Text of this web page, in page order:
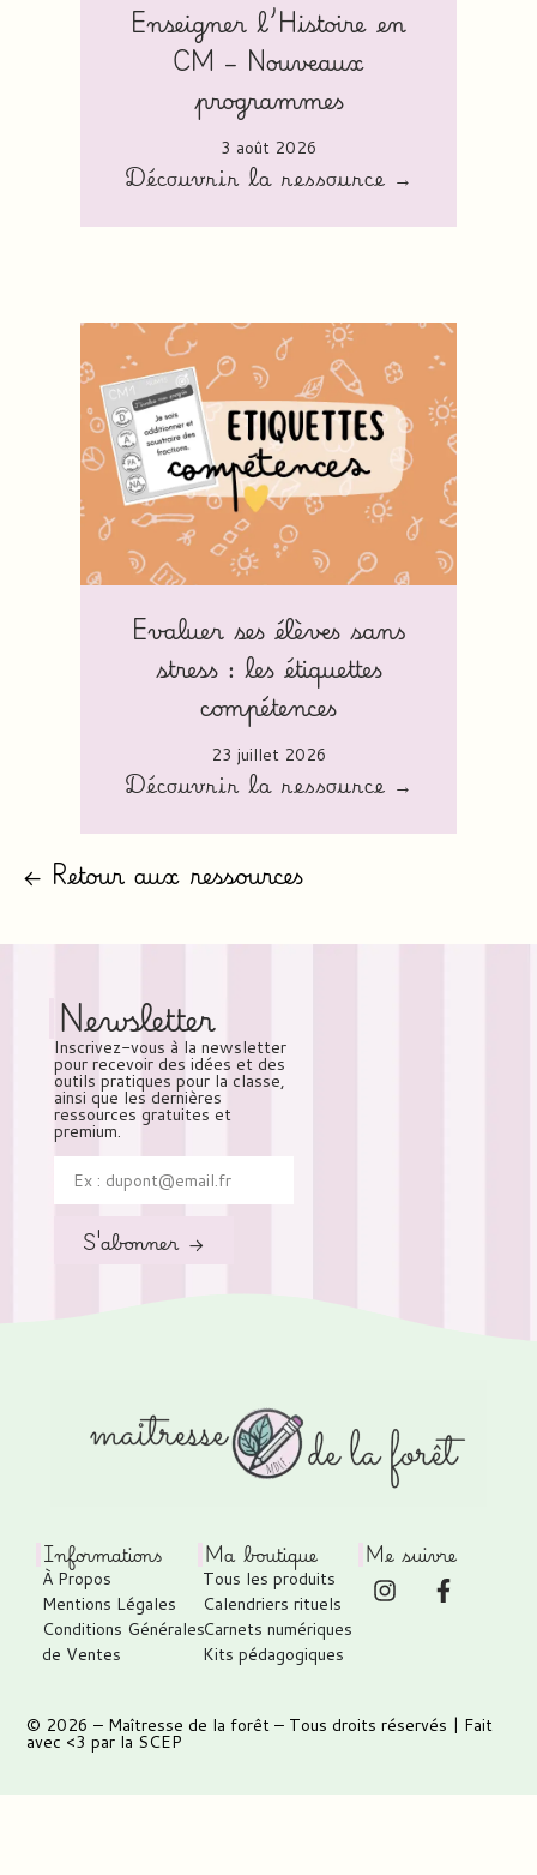
Enseigner l’Histoire en
CM – Nouveaux
programmes
3 août 2026
Découvrir la ressource →
Evaluer ses élèves sans
stress : les étiquettes
compétences
23 juillet 2026
Découvrir la ressource →
← Retour aux ressources
Newsletter
Inscrivez-vous à la newsletter
pour recevoir des idées et des
outils pratiques pour la classe,
ainsi que les dernières
ressources gratuites et
premium.
S'abonner →
Informations
À Propos
Mentions Légales
Conditions Générales
de Ventes
Ma boutique
Tous les produits
Calendriers rituels
Carnets numériques
Kits pédagogiques
Me suivre
© 2026 – Maîtresse de la forêt – Tous droits réservés | Fait
avec <3 par la SCEP